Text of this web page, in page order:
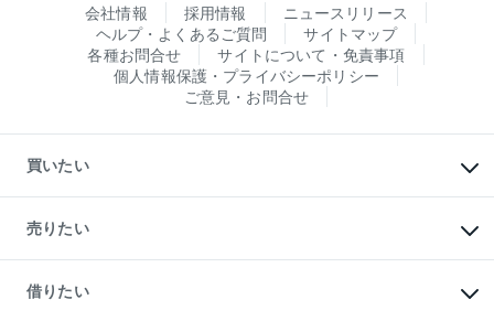
会社情報 採用情報
ニュースリリース
ヘルプ・よくあるご質問
サイトマップ
各種お問合せ
サイトについて・免責事項
個人情報保護・プライバシーポリシー
ご意見・お問合せ
買いたい
新築・分譲マンションの購入
中古マンションの購入
一戸建ての購入
中古一戸建ての購入
売りたい
一戸建ての売却・査定
土地の売却・査定
借りたい